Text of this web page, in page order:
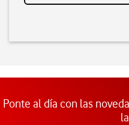
Ponte al día con las